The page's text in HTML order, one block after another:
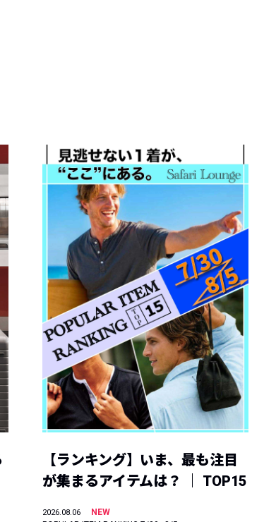
【ランキング】いま、最も注目
が集まるアイテムは？ ｜ TOP15
2026.08.06
NEW